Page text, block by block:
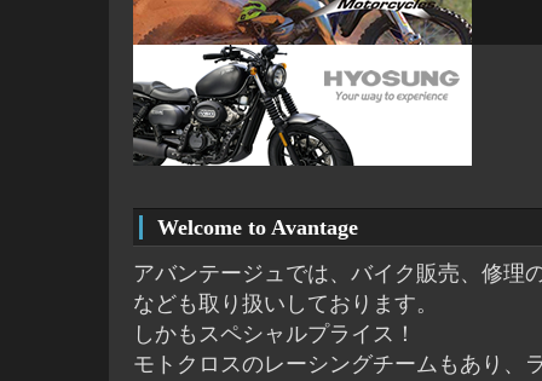
Welcome to Avantage
アバンテージュでは、バイク販売、修理
なども取り扱いしております。
しかもスペシャルプライス！
モトクロスのレーシングチームもあり、